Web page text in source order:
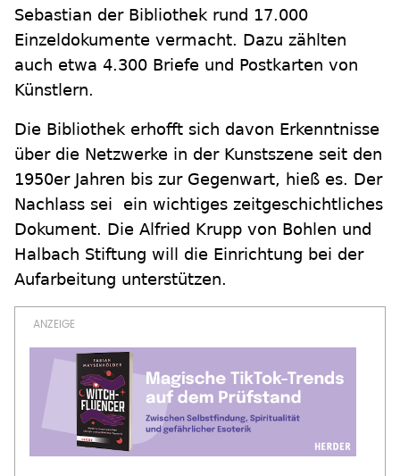
Sebastian der Bibliothek rund 17.000
Einzeldokumente vermacht. Dazu zählten
auch etwa 4.300 Briefe und Postkarten von
Künstlern.
Die Bibliothek erhofft sich davon Erkenntnisse
über die Netzwerke in der Kunstszene seit den
1950er Jahren bis zur Gegenwart, hieß es. Der
Nachlass sei ein wichtiges zeitgeschichtliches
Dokument. Die Alfried Krupp von Bohlen und
Halbach Stiftung will die Einrichtung bei der
Aufarbeitung unterstützen.